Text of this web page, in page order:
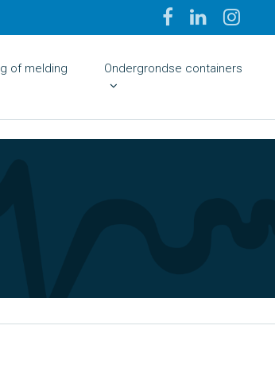
of melding Ondergrondse containers